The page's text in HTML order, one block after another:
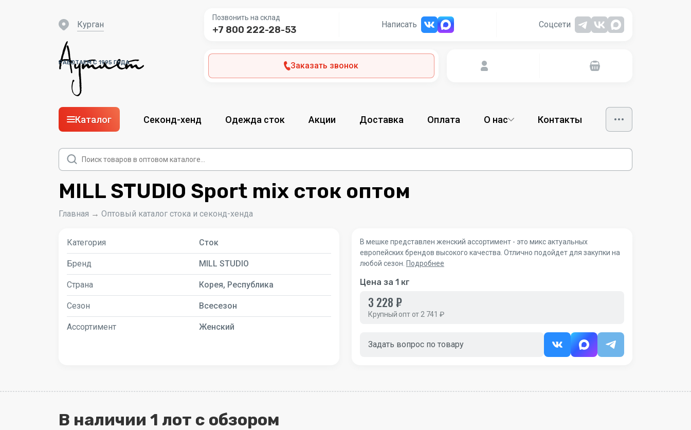
РАБОТАЕМ С 1995 ГОДА
Курган
Позвонить на склад
+7 800 222-28-53 Написать Соцсети
Заказать звонок
Каталог Секонд-хенд Одежда сток Акции Доставка Оплата О нас Контакты
Поиск
товаров
MILL STUDIO Sport mix сток оптом
Главная → Оптовый каталог стока и секонд-хенда
Категория Сток
Бренд MILL STUDIO
Страна Корея, Республика
Сезон Всесезон
Ассортимент Женский
В мешке представлен женский ассортимент - это микс актуальных
европейских брендов высокого качества. Отлично подойдет для закупки на
любой сезон. Подробнее
Цена за 1 кг
3 228 ₽
Крупный опт от 2 741 ₽
Задать вопрос по товару
В наличии 1 лот с обзором